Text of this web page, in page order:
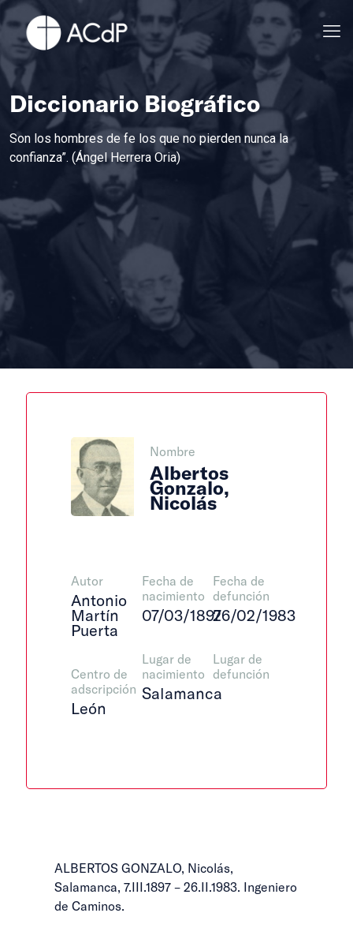
Diccionario Biográfico
Son los hombres de fe los que no pierden nunca la
confianza”. (Ángel Herrera Oria)
Nombre
Albertos
Gonzalo,
Nicolás
Autor
Antonio
Martín
Puerta
Centro de
adscripción
León
Fecha de
nacimiento
07/03/1897
Lugar de
nacimiento
Salamanca
Fecha de
defunción
26/02/1983
Lugar de
defunción
ALBERTOS GONZALO, Nicolás,
Salamanca, 7.III.1897 – 26.II.1983. Ingeniero
de Caminos.